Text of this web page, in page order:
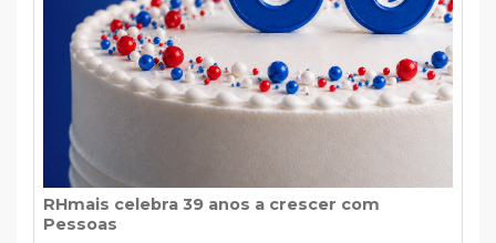
RHmais celebra 39 anos a crescer com
Pessoas